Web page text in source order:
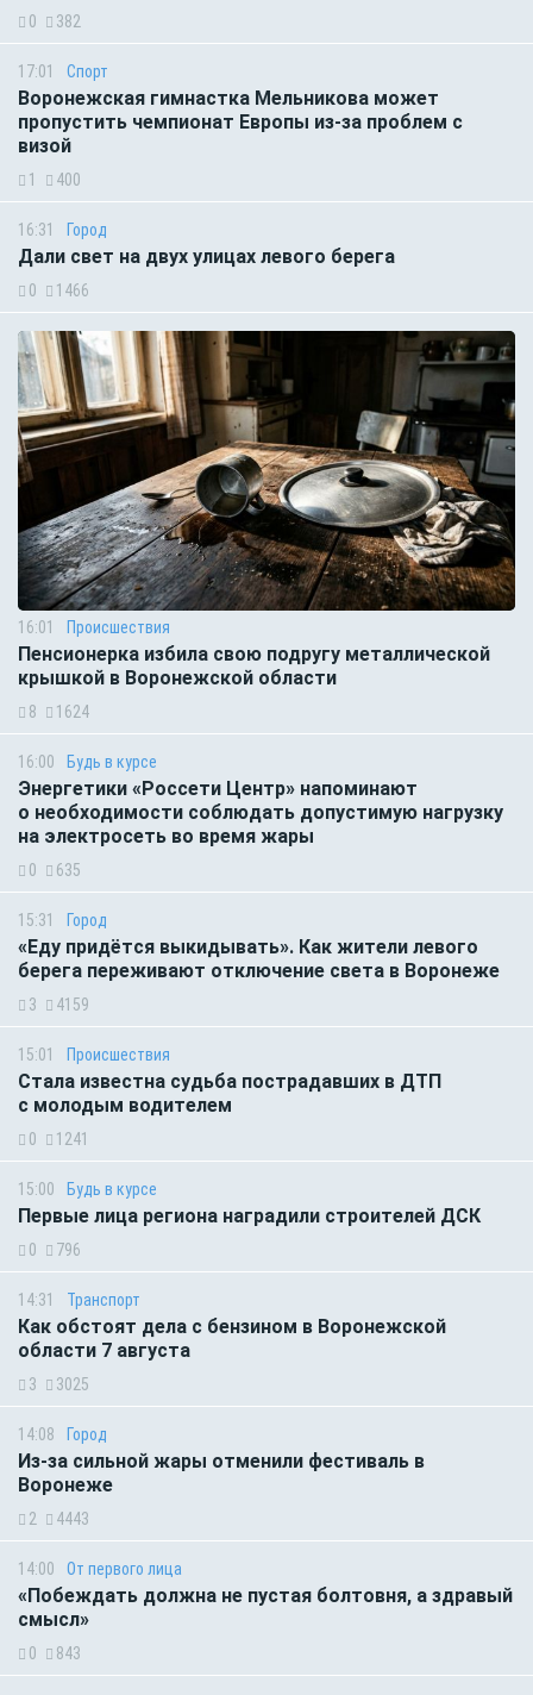
0 382
17:01 Спорт
Воронежская гимнастка Мельникова может
пропустить чемпионат Европы из-за проблем с
визой
1 400
16:31 Город
Дали свет на двух улицах левого берега
0 1466
16:01 Происшествия
Пенсионерка избила свою подругу металлической
крышкой в Воронежской области
8 1624
16:00 Будь в курсе
Энергетики «Россети Центр» напоминают
о необходимости соблюдать допустимую нагрузку
на электросеть во время жары
0 635
15:31 Город
«Еду придётся выкидывать». Как жители левого
берега переживают отключение света в Воронеже
3 4159
15:01 Происшествия
Стала известна судьба пострадавших в ДТП
с молодым водителем
0 1241
15:00 Будь в курсе
Первые лица региона наградили строителей ДСК
0 796
14:31 Транспорт
Как обстоят дела с бензином в Воронежской
области 7 августа
3 3025
14:08 Город
Из-за сильной жары отменили фестиваль в
Воронеже
2 4443
14:00 От первого лица
«Побеждать должна не пустая болтовня, а здравый
смысл»
0 843